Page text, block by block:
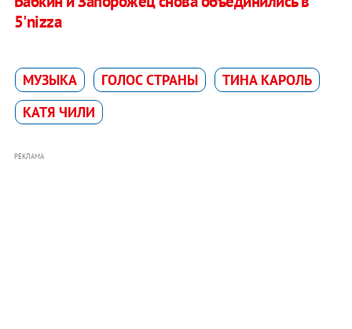
5'nizza
МУЗЫКА ГОЛОС СТРАНЫ
ТИНА КАРОЛЬ
КАТЯ ЧИЛИ
РЕКЛАМА